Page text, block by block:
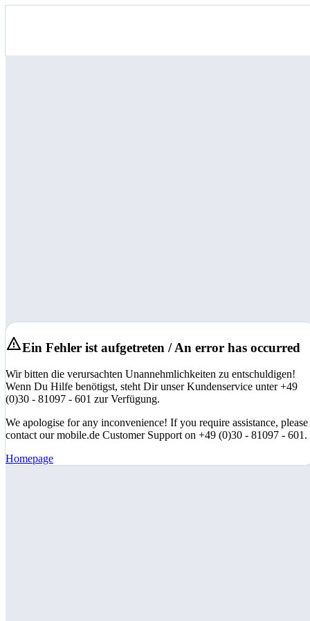
Ein Fehler ist aufgetreten / An error has occurred
Wir bitten die verursachten Unannehmlichkeiten zu entschuldigen!
Wenn Du Hilfe benötigst, steht Dir unser Kundenservice unter +49
(0)30 - 81097 - 601 zur Verfügung.
We apologise for any inconvenience! If you require assistance, please
contact our mobile.de Customer Support on +49 (0)30 - 81097 - 601.
Homepage